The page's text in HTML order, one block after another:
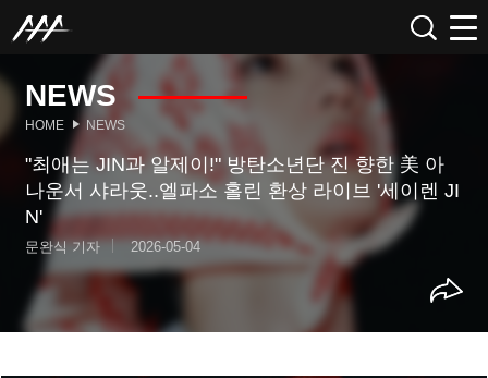
NEWS
HOME NEWS
"최애는 JIN과 알제이!" 방탄소년단 진 향한 美 아
나운서 샤라웃..엘파소 홀린 환상 라이브 '세이렌 JI
N'
문완식 기자 2026-05-04